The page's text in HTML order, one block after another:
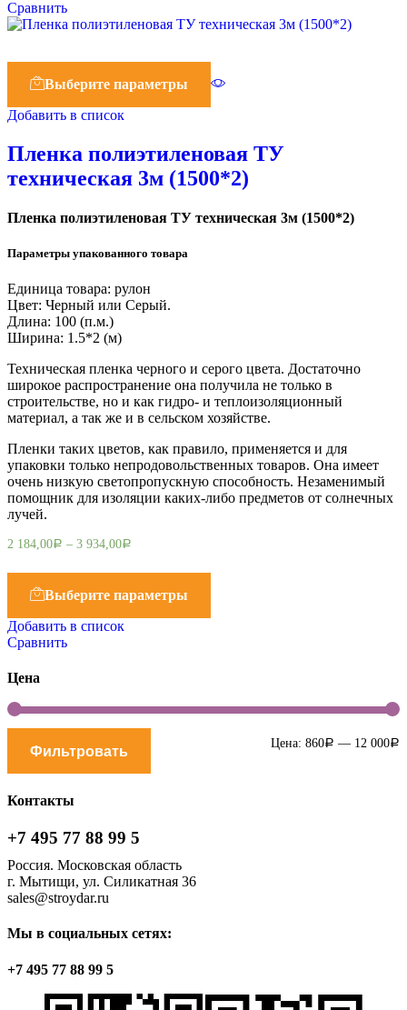
Сравнить
Выберите параметры
Добавить в список
Пленка полиэтиленовая ТУ
техническая 3м (1500*2)
Пленка полиэтиленовая ТУ техническая 3м (1500*2)
Параметры упакованного товара
Единица товара: рулон
Цвет: Черный или Серый.
Длина: 100 (п.м.)
Ширина: 1.5*2 (м)
Техническая пленка черного и серого цвета. Достаточно
широкое распространение она получила не только в
строительстве, но и как гидро- и теплоизоляционный
материал, а так же и в сельском хозяйстве.
Пленки таких цветов, как правило, применяется и для
упаковки только непродовольственных товаров. Она имеет
очень низкую светопропускную способность. Незаменимый
помощник для изоляции каких-либо предметов от солнечных
лучей.
2 184,00Р – 3 934,00Р
Выберите параметры
Добавить в список
Сравнить
Цена
Фильтровать Цена: 860Р — 12 000Р
Контакты
+7 495 77 88 99 5
Россия. Московская область
г. Мытищи, ул. Силикатная 36
sales@stroydar.ru
Мы в социальных сетях:
+7 495 77 88 99 5